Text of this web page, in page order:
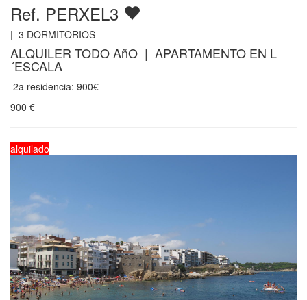
Ref. PERXEL3
| 3 DORMITORIOS
ALQUILER TODO AñO | APARTAMENTO EN L
´ESCALA
2a residencia: 900€
900 €
alquilado